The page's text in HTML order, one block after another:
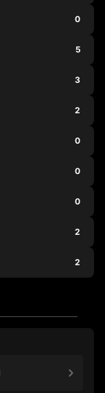
0
5
3
2
0
0
0
2
2